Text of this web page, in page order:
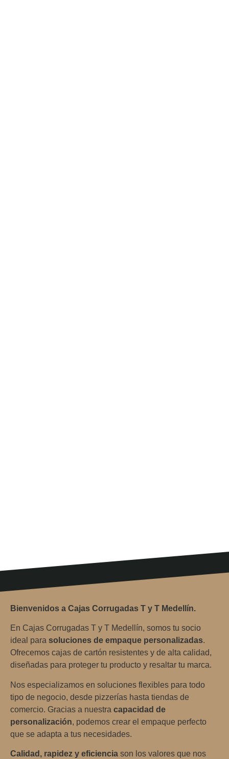
Bienvenidos a Cajas Corrugadas T y T Medellín.
En Cajas Corrugadas T y T Medellín, somos tu socio
ideal para soluciones de empaque personalizadas.
Ofrecemos cajas de cartón resistentes y de alta calidad,
diseñadas para proteger tu producto y resaltar tu marca.
Nos especializamos en soluciones flexibles para todo
tipo de negocio, desde pizzerías hasta tiendas de
comercio. Gracias a nuestra capacidad de
personalización, podemos crear el empaque perfecto
que se adapta a tus necesidades.
Calidad, rapidez y eficiencia son los valores que nos